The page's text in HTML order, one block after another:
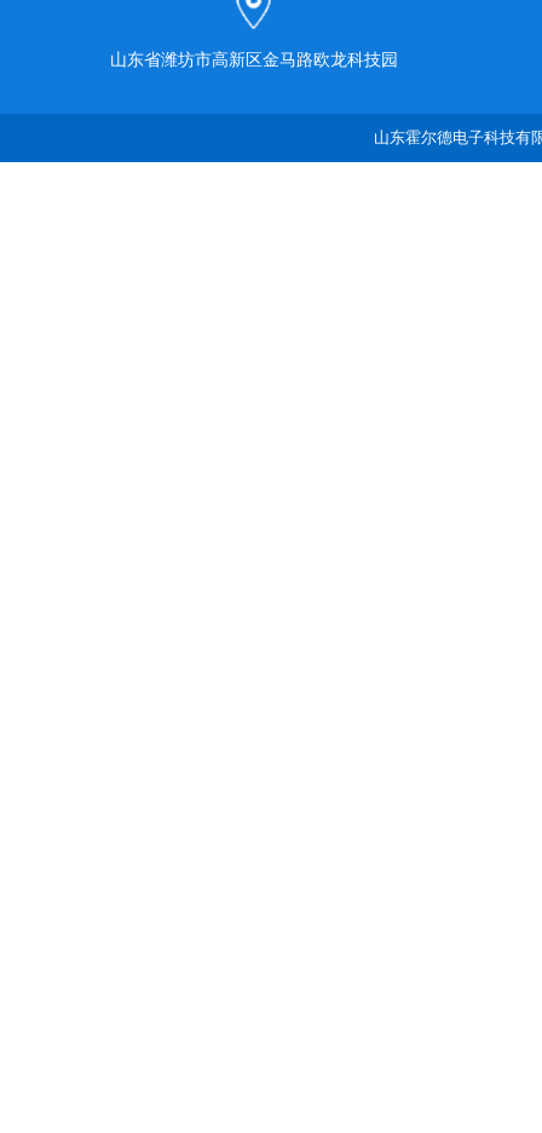
山东省潍坊市高新区金马路欧龙科技园
山东霍尔德电子科技有